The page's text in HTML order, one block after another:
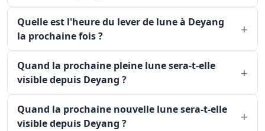
Quelle est l'heure du lever de lune à Deyang
la prochaine fois ?
Quand la prochaine pleine lune sera-t-elle
visible depuis Deyang ?
Quand la prochaine nouvelle lune sera-t-elle
visible depuis Deyang ?